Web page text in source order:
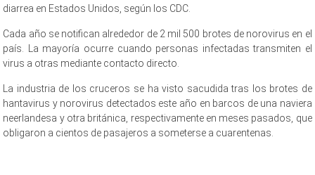
diarrea en Estados Unidos, según los CDC.
Cada año se notifican alrededor de 2 mil 500 brotes de norovirus en el
país. La mayoría ocurre cuando personas infectadas transmiten el
virus a otras mediante contacto directo.
La industria de los cruceros se ha visto sacudida tras los brotes de
hantavirus y norovirus detectados este año en barcos de una naviera
neerlandesa y otra británica, respectivamente en meses pasados, que
obligaron a cientos de pasajeros a someterse a cuarentenas.